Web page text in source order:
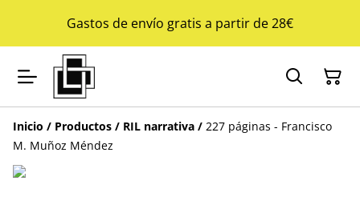
Gastos de envío gratis a partir de 28€
Inicio / Productos / RIL narrativa / 227 páginas - Francisco
M. Muñoz Méndez